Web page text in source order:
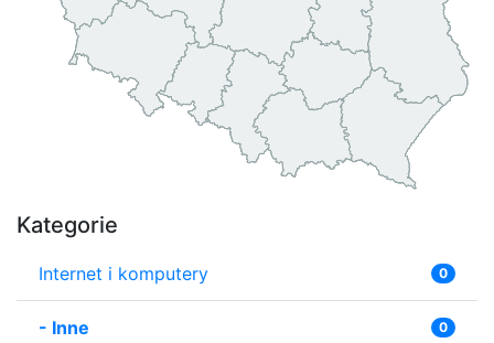
Kategorie
Internet i komputery 0
- Inne 0